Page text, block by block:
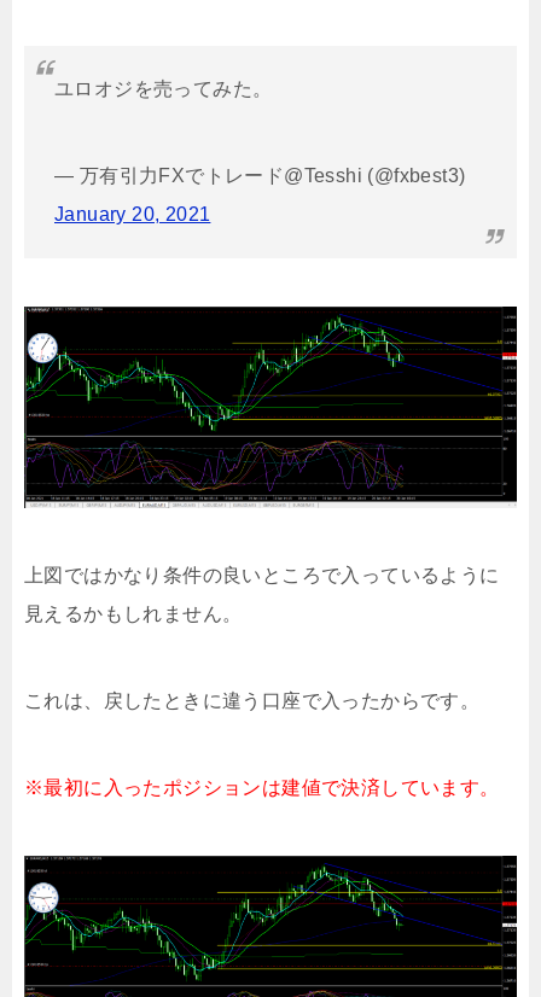
ユロオジを売ってみた。
— 万有引力FXでトレード@Tesshi (@fxbest3)
January 20, 2021
上図ではかなり条件の良いところで入っているように
見えるかもしれません。
これは、戻したときに違う口座で入ったからです。
※最初に入ったポジションは建値で決済しています。